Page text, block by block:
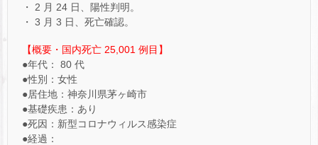
・ 2 月 24 日、陽性判明。
・ 3 月 3 日、死亡確認。
【概要・国内死亡 25,001 例目】
●年代： 80 代
●性別：女性
●居住地：神奈川県茅ヶ崎市
●基礎疾患：あり
●死因：新型コロナウィルス感染症
●経過：